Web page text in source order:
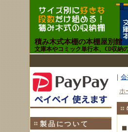
積み木式本棚の本棚屋別館
文庫本やコミック単行本、CD収納
製品について
｜
ホ
■